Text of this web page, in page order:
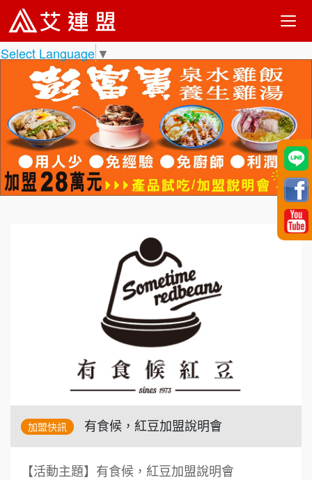
Select Language ▼
加盟快訊 有食候，紅豆加盟說明會
【活動主題】有食候，紅豆加盟說明會